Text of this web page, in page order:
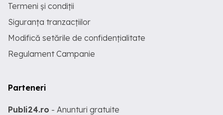
Termeni și condiții
Siguranța tranzacțiilor
Modifică setările de confidențialitate
Regulament Campanie
Parteneri
Publi24.ro - Anunturi gratuite